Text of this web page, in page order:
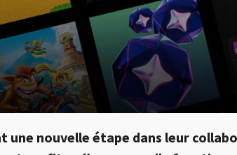
une nouvelle étape dans leur